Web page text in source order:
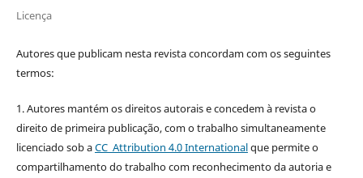
Licença
Autores que publicam nesta revista concordam com os seguintes
termos:
1. Autores mantém os direitos autorais e concedem à revista o
direito de primeira publicação, com o trabalho simultaneamente
licenciado sob aCC Attribution 4.0 Internationalque permite o
compartilhamento do trabalho com reconhecimento da autoria e